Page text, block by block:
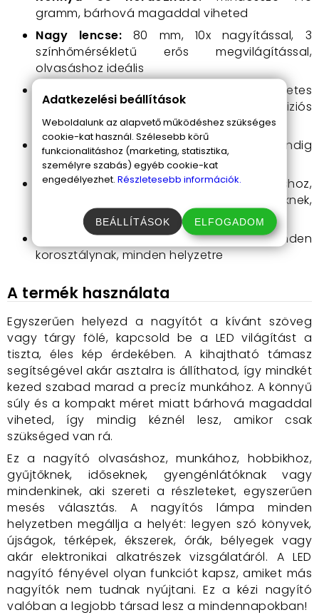
gramm, bárhová magaddal viheted
Nagy lencse:
80 mm, 10x nagyítással, 3
színhőmérsékletű erős megvilágítással,
olvasáshoz ideális
: 20 mm, 25x nagyítás, természetes
fehér világítással – ékszerekhez és preciziós
feladathoz ideális
Tápellátás: 3 db AAA elem vagy USB – mindig
működik, amikor szükséged van rá
Sokoldalú felhasználás:
olvasáshoz,
munkához, hobbihoz, gyűjtőknek, időseknek,
gyengénlátóknak
Modern, letisztult design:
minden
korosztálynak, minden helyzetre
A termék használata
Egyszerűen helyezd a nagyítót a kívánt szöveg
vagy tárgy fölé, kapcsold be a LED világítást a
tiszta, éles kép érdekében. A kihajtható támasz
segítségével akár asztalra is állíthatod, így mindkét
kezed szabad marad a precíz munkához. A könnyű
súly és a kompakt méret miatt bárhová magaddal
viheted, így mindig kéznél lesz, amikor csak
szükséged van rá.
Ez a nagyító olvasáshoz, munkához, hobbikhoz,
gyűjtőknek, időseknek, gyengénlátóknak vagy
mindenkinek, aki szereti a részleteket, egyszerűen
mesés választás. A nagyítós lámpa minden
helyzetben megállja a helyét: legyen szó könyvek,
újságok, térképek, ékszerek, órák, bélyegek vagy
akár elektronikai alkatrészek vizsgálatáról. A LED
nagyító fényével olyan funkciót kapsz, amiket más
nagyítók nem tudnak nyújtani. Ez a kézi nagyító
valóban a legjobb társad lesz a mindennapokban!
Adatkezelési beállítások
Weboldalunk az alapvető működéshez szükséges
cookie-kat használ. Szélesebb körű
funkcionalitáshoz (marketing, statisztika,
személyre szabás) egyéb cookie-kat
engedélyezhet. Részletesebb információk.
BEÁLLÍTÁSOK ELFOGADOM